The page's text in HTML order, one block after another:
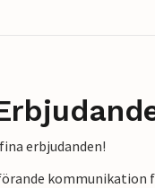
erbjudanden!
kommunikation